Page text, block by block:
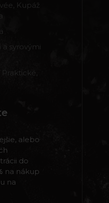
Kupáž
syrovými
Praktické,
alebo
do
na nákup
na